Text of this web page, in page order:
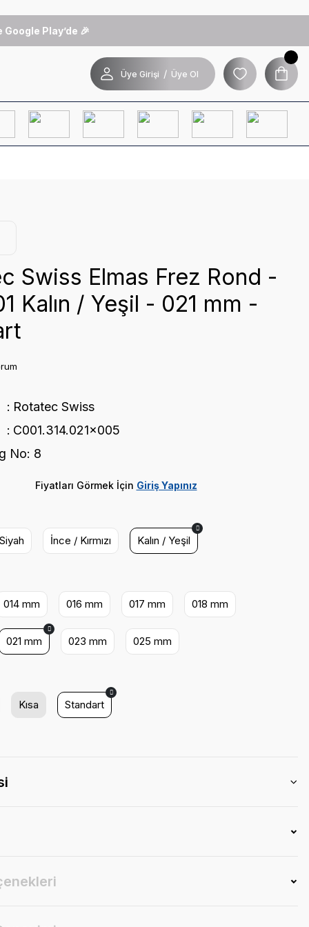
Play’de 🎉
Üye Girişi / Üye Ol
Swiss Elmas Frez Rond -
Kalın / Yeşil - 021 mm -
Rotatec Swiss
C001.314.021x005
No: 8
Fiyatları Görmek İçin Giriş Yapınız
İnce / Kırmızı Kalın / Yeşil
014 mm 016 mm 017 mm 018 mm
021 mm 023 mm 025 mm
Kısa Standart